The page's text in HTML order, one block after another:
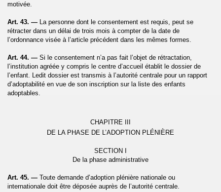
motivée.
Art. 43. — La personne dont le consentement est requis, peut se
rétracter dans un délai de trois mois à compter de la date de
l’ordonnance visée à l’article précédent dans les mêmes formes.
Art. 44. — Si le consentement n’a pas fait l’objet de rétractation,
l’institution agréée y compris le centre d’accueil établit le dossier de
l’enfant. Ledit dossier est transmis à l’autorité centrale pour un rapport
d’adoptabilité en vue de son inscription sur la liste des enfants
adoptables.
CHAPITRE III
DE LA PHASE DE L’ADOPTION PLÉNIÈRE
SECTION I
De la phase administrative
Art. 45. — Toute demande d’adoption plénière nationale ou
internationale doit être déposée auprès de l’autorité centrale.